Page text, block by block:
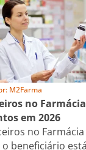
M2Farma
no
em 2026
no
beneficiário